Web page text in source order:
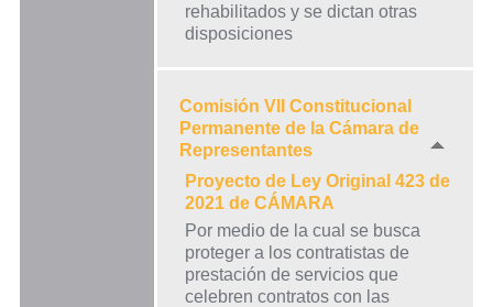
rehabilitados y se dictan otras
disposiciones
Comisión VII Constitucional
Permanente de la Cámara de
Representantes
Proyecto de Ley Original 423 de
2021 de CÁMARA
Por medio de la cual se busca
proteger a los contratistas de
prestación de servicios que
celebren contratos con las